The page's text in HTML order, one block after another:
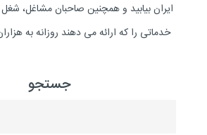
ایران بیابید و همچنین صاحبان مشاغل،
خدماتی را که ارائه می دهند روزانه به
جستجو